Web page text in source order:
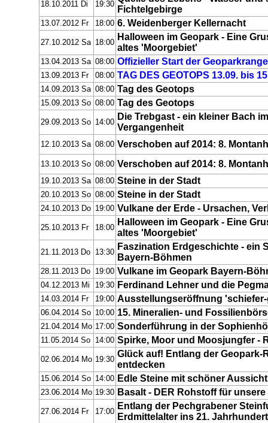
18.10.2011 Di 19:30 Fichtelgebirge
13.07.2012 Fr 18:00 6. Weidenberger Kellernacht
27.10.2012 Sa 18:00
Halloween im Geopark - Eine
altes 'Moorgebiet'
13.04.2013 Sa 08:00 Offizieller Start der
13.09.2013 Fr 08:00 TAG DES GEOTOPS 13.09. bis
14.09.2013 Sa 08:00 Tag des Geotops
15.09.2013 So 08:00 Tag des Geotops
29.09.2013 So 14:00
Die Trebgast - ein kleiner Bach
Vergangenheit
12.10.2013 Sa 08:00 Verschoben auf 2014: 8.
13.10.2013 So 08:00 Verschoben auf 2014: 8.
19.10.2013 Sa 08:00 Steine in der Stadt
20.10.2013 So 08:00 Steine in der Stadt
24.10.2013 Do 19:00 Vulkane der Erde - Ursachen,
25.10.2013 Fr 18:00
Halloween im Geopark - Eine
altes 'Moorgebiet'
21.11.2013 Do 13:30
Faszination Erdgeschichte - ein
Bayern-Böhmen
28.11.2013 Do 19:00 Vulkane im Geopark Bayern-
04.12.2013 Mi 19:30 Ferdinand Lehner und die
14.03.2014 Fr 19:00 Ausstellungseröffnung
06.04.2014 So 10:00 15. Mineralien- und
21.04.2014 Mo 17:00 Sonderführung in der
11.05.2014 So 14:00 Spirke, Moor und Moosjungfer -
02.06.2014 Mo 19:30
Glück auf! Entlang der
entdecken
15.06.2014 So 14:00 Edle Steine mit schöner Aussicht
23.06.2014 Mo 19:30 Basalt - DER Rohstoff für
27.06.2014 Fr 17:00
Entlang der Pechgrabener
Erdmittelalter ins 21. Jahrhundert